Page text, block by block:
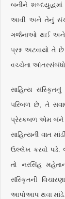
બનીને શબ્દયુદ્ધમાં
આવી અને તેનું
ગર્જનાઓ થઈ
પ્રશ્ન અટવાયો તે
વચ્ચેના
સાહિત્ય
પરિબળ છે, તે
પ્રેરકબળ એમ બંને
સાહિત્યની વાત
ઉલ્લેખ કરવો પડે.
તો નરસિંહ
સંસ્કૃિતની
આપોઆપ થવા માંડે.